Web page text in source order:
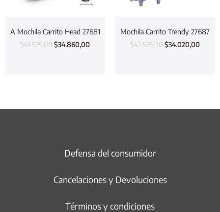
A Mochila Carrito Head 27681
$43.575,00$34.860,00
Mochila Carrito Trendy 27687
$42.525,00$34.020,00
Defensa del consumidor
Cancelaciones y Devoluciones
Términos y condiciones